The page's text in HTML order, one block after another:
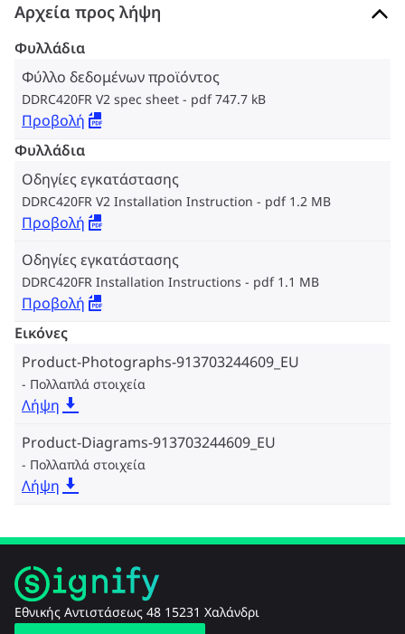
Αρχεία προς λήψη
Φυλλάδια
Φύλλο δεδομένων προϊόντος
DDRC420FR V2 spec sheet pdf 747.7 kB
Προβολή
Φυλλάδια
Οδηγίες εγκατάστασης
DDRC420FR V2 Installation Instruction pdf 1.2 MB
Προβολή
Οδηγίες εγκατάστασης
DDRC420FR Installation Instructions pdf 1.1 MB
Προβολή
Εικόνες
Product-Photographs-913703244609_EU
Πολλαπλά στοιχεία
Λήψη
Product-Diagrams-913703244609_EU
Πολλαπλά στοιχεία
Λήψη
Εθνικής Αντιστάσεως 48 15231 Χαλάνδρι